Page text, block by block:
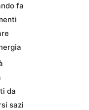
fa
da
sazi